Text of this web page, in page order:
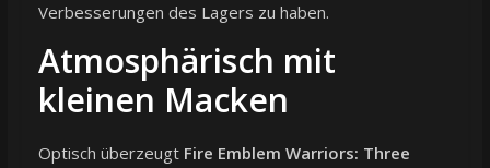
Verbesserungen des Lagers zu haben.
Atmosphärisch mit
kleinen Macken
Optisch überzeugt Fire Emblem Warriors: Three